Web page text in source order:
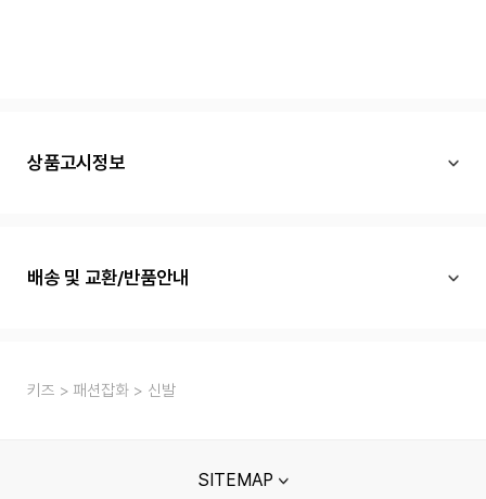
상품고시정보
배송 및 교환/반품안내
키즈 패션잡화 신발
SITEMAP